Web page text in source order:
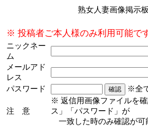
熟女人妻画像掲示
※ 投稿者ご本人様のみ利用可能
ニックネー
ム
メールアド
レス
パスワード
※全
注 意
※ 返信用画像ファイルを
ス」「パスワード」が
一致した時のみ確認が可